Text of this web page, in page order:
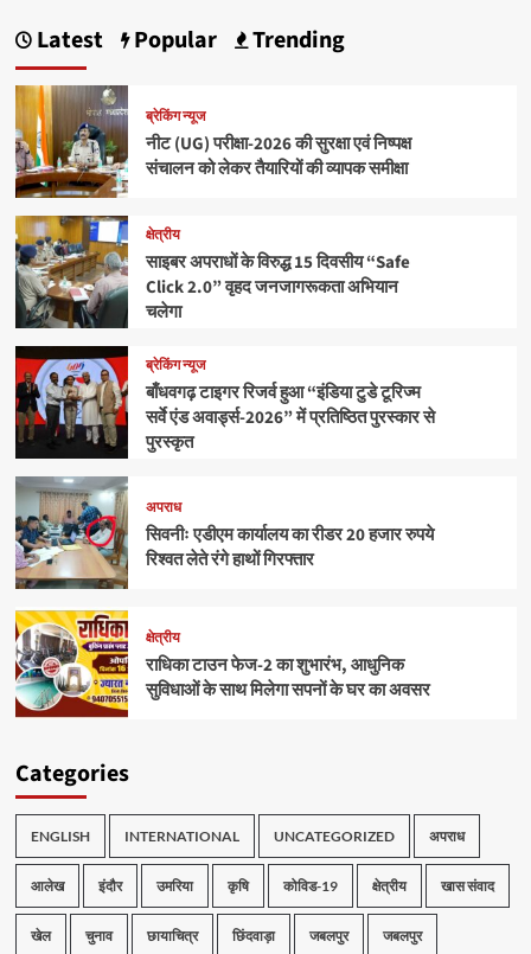
Latest Popular Trending
ब्रेकिंग न्यूज
नीट (UG) परीक्षा-2026 की सुरक्षा एवं निष्पक्ष
संचालन को लेकर तैयारियों की व्यापक समीक्षा
क्षेत्रीय
साइबर अपराधों के विरुद्ध 15 दिवसीय “Safe
Click 2.0” वृहद जनजागरूकता अभियान
चलेगा
ब्रेकिंग न्यूज
बाँधवगढ़ टाइगर रिजर्व हुआ “इंडिया टुडे टूरिज्म
सर्वे एंड अवार्ड्स-2026” में प्रतिष्ठित पुरस्कार से
पुरस्कृत
अपराध
सिवनीः एडीएम कार्यालय का रीडर 20 हजार रुपये
रिश्वत लेते रंगे हाथों गिरफ्तार
क्षेत्रीय
राधिका टाउन फेज-2 का शुभारंभ, आधुनिक
सुविधाओं के साथ मिलेगा सपनों के घर का अवसर
Categories
ENGLISH INTERNATIONAL UNCATEGORIZED अपराध
आलेख इंदौर उमरिया कृषि कोविड-19 क्षेत्रीय खास संवाद
खेल चुनाव छायाचित्र छिंदवाड़ा जबलपुर जबलपुर